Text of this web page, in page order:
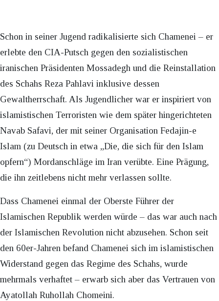
Schon in seiner Jugend radikalisierte sich Chamenei – er
erlebte den CIA-Putsch gegen den sozialistischen
iranischen Präsidenten Mossadegh und die Reinstallation
des Schahs Reza Pahlavi inklusive dessen
Gewaltherrschaft. Als Jugendlicher war er inspiriert von
islamistischen Terroristen wie dem später hingerichteten
Navab Safavi, der mit seiner Organisation Fedajin-e
Islam (zu Deutsch in etwa „Die, die sich für den Islam
opfern“) Mordanschläge im Iran verübte. Eine Prägung,
die ihn zeitlebens nicht mehr verlassen sollte.
Dass Chamenei einmal der Oberste Führer der
Islamischen Republik werden würde – das war auch nach
der Islamischen Revolution nicht abzusehen. Schon seit
den 60er-Jahren befand Chamenei sich im islamistischen
Widerstand gegen das Regime des Schahs, wurde
mehrmals verhaftet – erwarb sich aber das Vertrauen von
Ayatollah Ruhollah Chomeini.